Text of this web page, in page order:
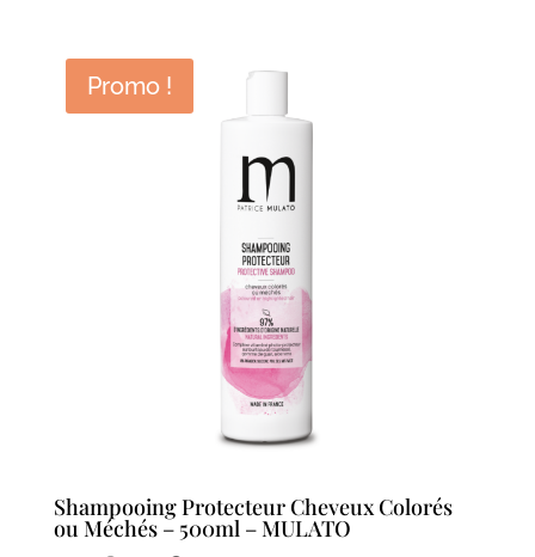
était :
30,00 €.
est :
Promo !
Shampooing Protecteur Cheveux Colorés
ou Méchés – 500ml – MULATO